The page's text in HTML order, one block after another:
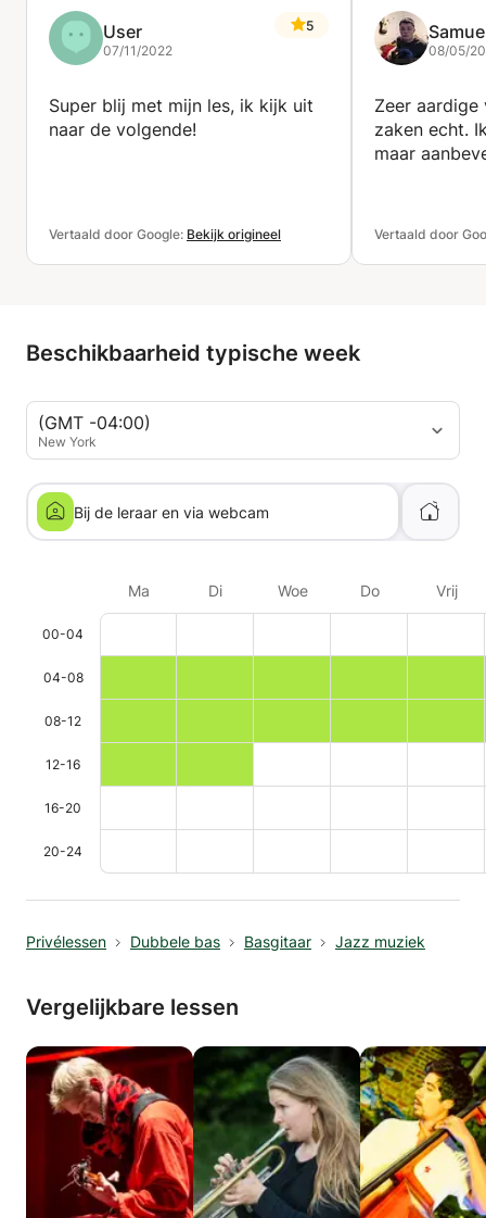
User
07/11/2022
5
Super blij met mijn les, ik kijk uit
naar de volgende!
Vertaald door Google: Bekijk origineel
08/05/
Zeer
zaken echt.
maar
Vertaald door
Beschikbaarheid typische week
(GMT -04:00)
New York
Bij de leraar en via webcam
Ma Di Woe Do Vrij
00-04
04-08
08-12
12-16
16-20
20-24
Privélessen Dubbele bas Basgitaar Jazz muziek
Vergelijkbare lessen